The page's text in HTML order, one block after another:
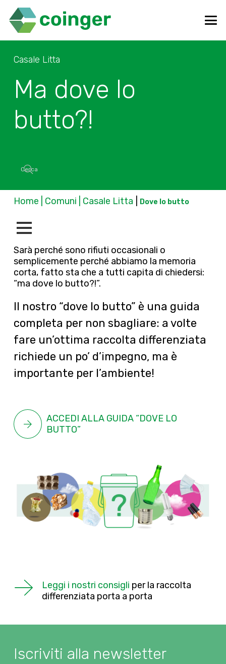
Casale Litta
Ma dove lo
butto?!
Home | Comuni | Casale Litta Dove lo butto
Sarà perché sono rifiuti occasionali o
semplicemente perché abbiamo la memoria
corta, fatto sta che a tutti capita di chiedersi:
“ma dove lo butto?!”.
Il nostro “dove lo butto” è una guida
completa per non sbagliare: a volte
fare un’ottima raccolta differenziata
richiede un po’ d’impegno, ma è
importante per l’ambiente!
ACCEDI ALLA GUIDA “DOVE LO
BUTTO”
Leggi i nostri consigli per la raccolta
differenziata porta a porta
Iscriviti alla newsletter